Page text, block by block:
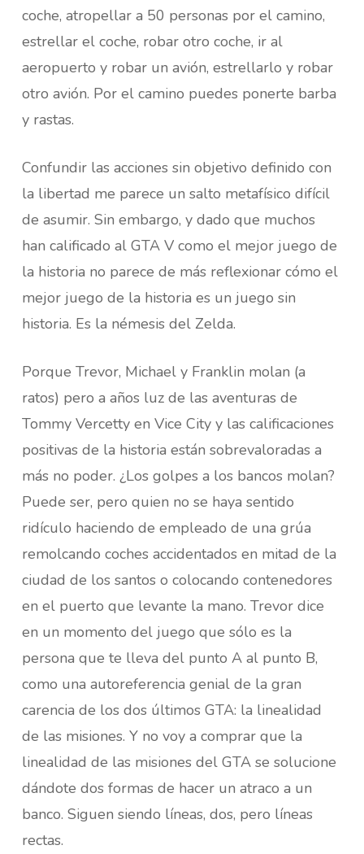
coche, atropellar a 50 personas por el camino,
estrellar el coche, robar otro coche, ir al
aeropuerto y robar un avión, estrellarlo y robar
otro avión. Por el camino puedes ponerte barba
y rastas.
Confundir las acciones sin objetivo definido con
la libertad me parece un salto metafísico difícil
de asumir. Sin embargo, y dado que muchos
han calificado al GTA V como el mejor juego de
la historia no parece de más reflexionar cómo el
mejor juego de la historia es un juego sin
historia. Es la némesis del Zelda.
Porque Trevor, Michael y Franklin molan (a
ratos) pero a años luz de las aventuras de
Tommy Vercetty en Vice City y las calificaciones
positivas de la historia están sobrevaloradas a
más no poder. ¿Los golpes a los bancos molan?
Puede ser, pero quien no se haya sentido
ridículo haciendo de empleado de una grúa
remolcando coches accidentados en mitad de la
ciudad de los santos o colocando contenedores
en el puerto que levante la mano. Trevor dice
en un momento del juego que sólo es la
persona que te lleva del punto A al punto B,
como una autoreferencia genial de la gran
carencia de los dos últimos GTA: la linealidad
de las misiones. Y no voy a comprar que la
linealidad de las misiones del GTA se solucione
dándote dos formas de hacer un atraco a un
banco. Siguen siendo líneas, dos, pero líneas
rectas.